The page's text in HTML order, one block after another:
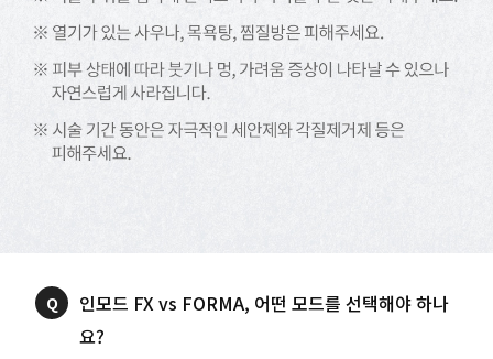
인모드 FX vs FORMA, 어떤 모드를 선택해야 하나
요?